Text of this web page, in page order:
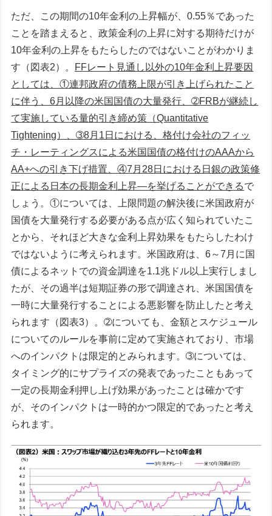
ただ、この期間の10年金利の上昇幅が、0.55％であった
ことを踏まえると、政策金利の上昇に対する期待だけが
10年金利の上昇をもたらしたのではないことがわかりま
す（図表2）。
FFレート見通し以外の10年金利上昇要因
としては、①連邦政府の債務上限が引き上げられたこと
に伴う、6月以降の米国国債の大量発行、➁FRBが継続し
て実施している量的引き締め策（Quantitative
Tightening）、➂8月1日における、格付け会社のフィッ
チ・レーティングスによる米国国債の格付けのAAAから
AA+への引き下げ措置、④7月28日における日銀の政策修
正による日本の長期金利上昇―を挙げることができるで
しょう。①については、上限問題の解決後に米国政府が
国債を大量発行する必要がある点が広く知られていたこ
とから、それほど大きな金利上昇効果をもたらしたわけ
ではないように考えられます。米国政府は、6～7月に国
債によるネットでの資金調達を1.1兆ドル以上実行しまし
たが、その過半は短期証券の形で調達され、米国国債を
一時に大量発行することによる悪影響を防止したと考え
られます（図表3）。➁についても、金額とスケジュール
についてのルールを事前に定めて実施されており、市場
へのインパクトは限定的とみられます。➂については、
タイミング的にサプライズの発表であったこともあって
一定の長期金利押し上げ効果があったことは確かです
が、そのインパクトは一時的かつ限定的であったと考え
られます。